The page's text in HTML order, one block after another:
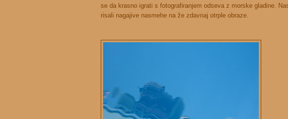
se da krasno igrati s fotografiranjem odseva z morske gladine.
risali nagajive nasmehe na že zdavnaj otrple obraze.